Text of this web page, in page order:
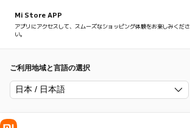
Mi Store APP
アプリにアクセスして、スムーズなショッピング体験をお楽しみくださ
い。
ご利用地域と言語の選択
日本 / 日本語